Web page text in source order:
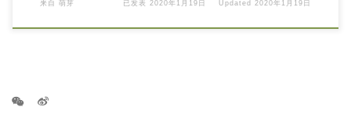
来自 萌芽 已发表2020年1月19日 Updated2020年1月19日